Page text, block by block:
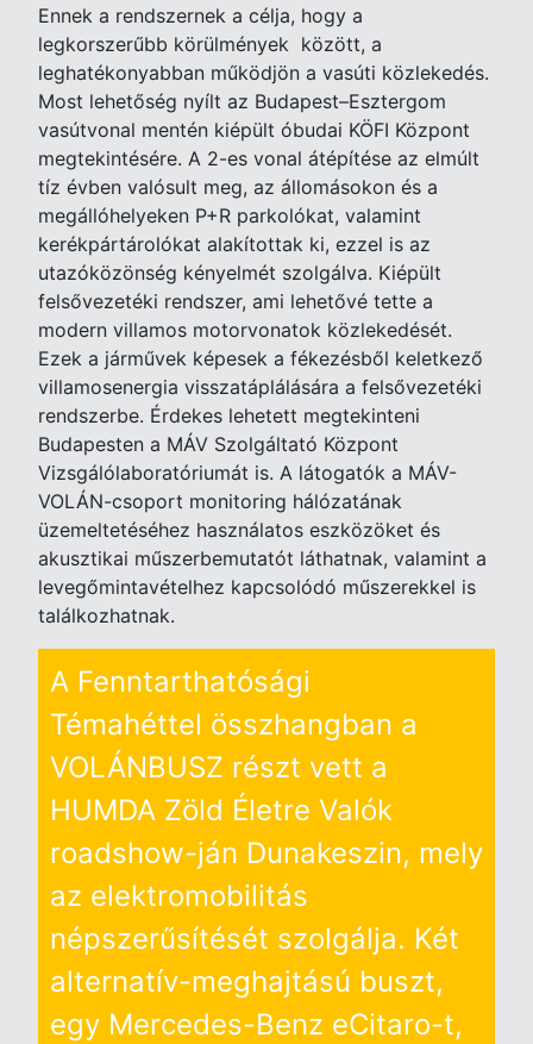
Ennek a rendszernek a célja, hogy a
legkorszerűbb körülmények között, a
leghatékonyabban működjön a vasúti közlekedés.
Most lehetőség nyílt az Budapest–Esztergom
vasútvonal mentén kiépült óbudai KÖFI Központ
megtekintésére. A 2-es vonal átépítése az elmúlt
tíz évben valósult meg, az állomásokon és a
megállóhelyeken P+R parkolókat, valamint
kerékpártárolókat alakítottak ki, ezzel is az
utazóközönség kényelmét szolgálva. Kiépült
felsővezetéki rendszer, ami lehetővé tette a
modern villamos motorvonatok közlekedését.
Ezek a járművek képesek a fékezésből keletkező
villamosenergia visszatáplálására a felsővezetéki
rendszerbe. Érdekes lehetett megtekinteni
Budapesten a MÁV Szolgáltató Központ
Vizsgálólaboratóriumát is. A látogatók a MÁV-
VOLÁN-csoport monitoring hálózatának
üzemeltetéséhez használatos eszközöket és
akusztikai műszerbemutatót láthatnak, valamint a
levegőmintavételhez kapcsolódó műszerekkel is
találkozhatnak.
A Fenntarthatósági
Témahéttel összhangban a
VOLÁNBUSZ részt vett a
HUMDA Zöld Életre Valók
roadshow-ján Dunakeszin, mely
az elektromobilitás
népszerűsítését szolgálja. Két
alternatív-meghajtású buszt,
egy Mercedes-Benz eCitaro-t,